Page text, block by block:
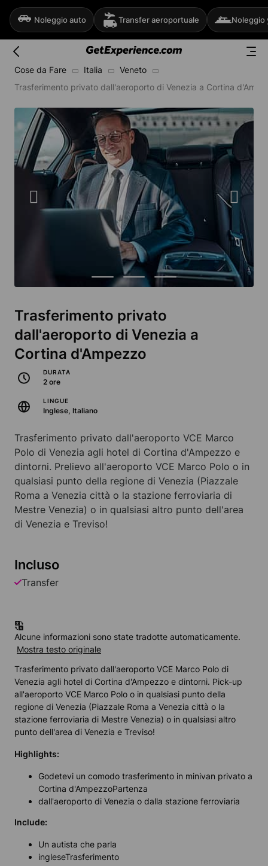
Noleggio auto Transfer aeroportuale Noleggio
Cose da Fare Italia
Veneto
Trasferimento privato dall'aeroporto di Venezia a Cortina
Trasferimento privato
dall'aeroporto di Venezia a
Cortina d'Ampezzo
DURATA
2 ore
LINGUE
Inglese, Italiano
Trasferimento privato dall'aeroporto VCE Marco
Polo di Venezia agli hotel di Cortina d'Ampezzo e
dintorni. Prelievo all'aeroporto VCE Marco Polo o in
qualsiasi punto della regione di Venezia (Piazzale
Roma a Venezia città o la stazione ferroviaria di
Mestre Venezia) o in qualsiasi altro punto dell'area
di Venezia e Treviso!
Incluso
Transfer
Alcune informazioni sono state tradotte automaticamente.
Mostra testo originale
Trasferimento privato dall'aeroporto VCE Marco Polo di
Venezia agli hotel di Cortina d'Ampezzo e dintorni. Pick-up
all'aeroporto VCE Marco Polo o in qualsiasi punto della
regione di Venezia (Piazzale Roma a Venezia città o la
stazione ferroviaria di Mestre Venezia) o in qualsiasi altro
punto dell'area di Venezia e Treviso!
Highlights:
Godetevi un comodo trasferimento in minivan privato a
Cortina d'AmpezzoPartenza
dall'aeroporto di Venezia o dalla stazione ferroviaria
Include:
Un autista che parla
ingleseTrasferimento